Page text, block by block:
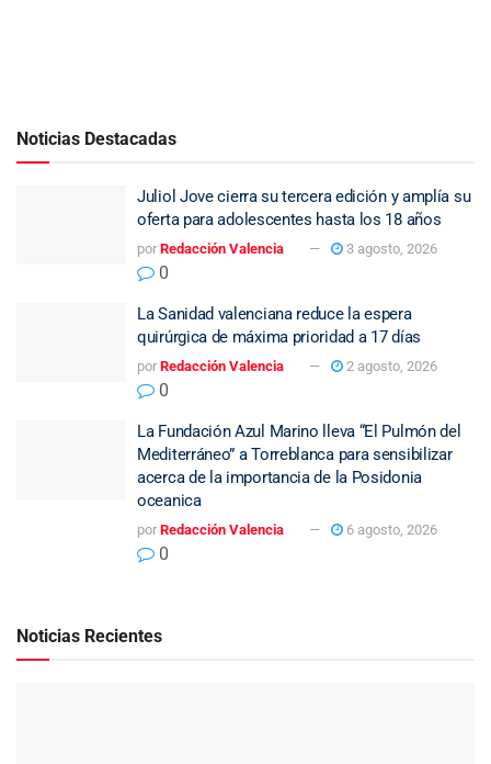
Noticias Destacadas
Juliol Jove cierra su tercera edición y amplía su
oferta para adolescentes hasta los 18 años
por Redacción Valencia 3 agosto, 2026
0
La Sanidad valenciana reduce la espera
quirúrgica de máxima prioridad a 17 días
por Redacción Valencia 2 agosto, 2026
0
La Fundación Azul Marino lleva “El Pulmón del
Mediterráneo” a Torreblanca para sensibilizar
acerca de la importancia de la Posidonia
oceanica
por Redacción Valencia 6 agosto, 2026
0
Noticias Recientes